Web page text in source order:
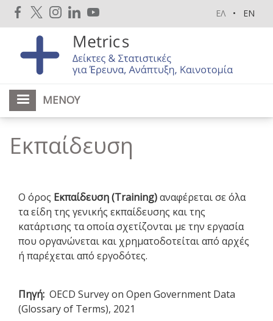
Παράκαμψη
προς
κυρίως
ΕΛ EN
ΜΕΝΟΎ
Εκπαίδευση
Ο όρος Εκπαίδευση (Training)αναφέρεται σε όλα
τα είδη της γενικής εκπαίδευσης και της
κατάρτισης τα οποία σχετίζονται με την εργασία
που οργανώνεται και χρηματοδοτείται από αρχές
ή παρέχεται από εργοδότες.
Πηγή OECD Survey on Open Government Data
(Glossary of Terms), 2021